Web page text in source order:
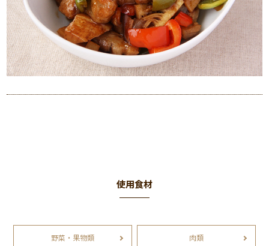
使用食材
野菜・果物類 肉類